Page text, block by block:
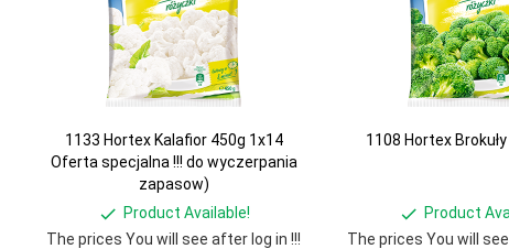
1133 Hortex Kalafior 450g 1x14
Oferta specjalna !!! do wyczerpania
zapasow)
Product Available!
The prices You will see after log in !!!
1108 Hortex
Product
The prices You will